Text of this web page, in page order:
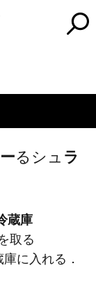
ーるシュ ラ
蔵庫
取る
庫に入れる．